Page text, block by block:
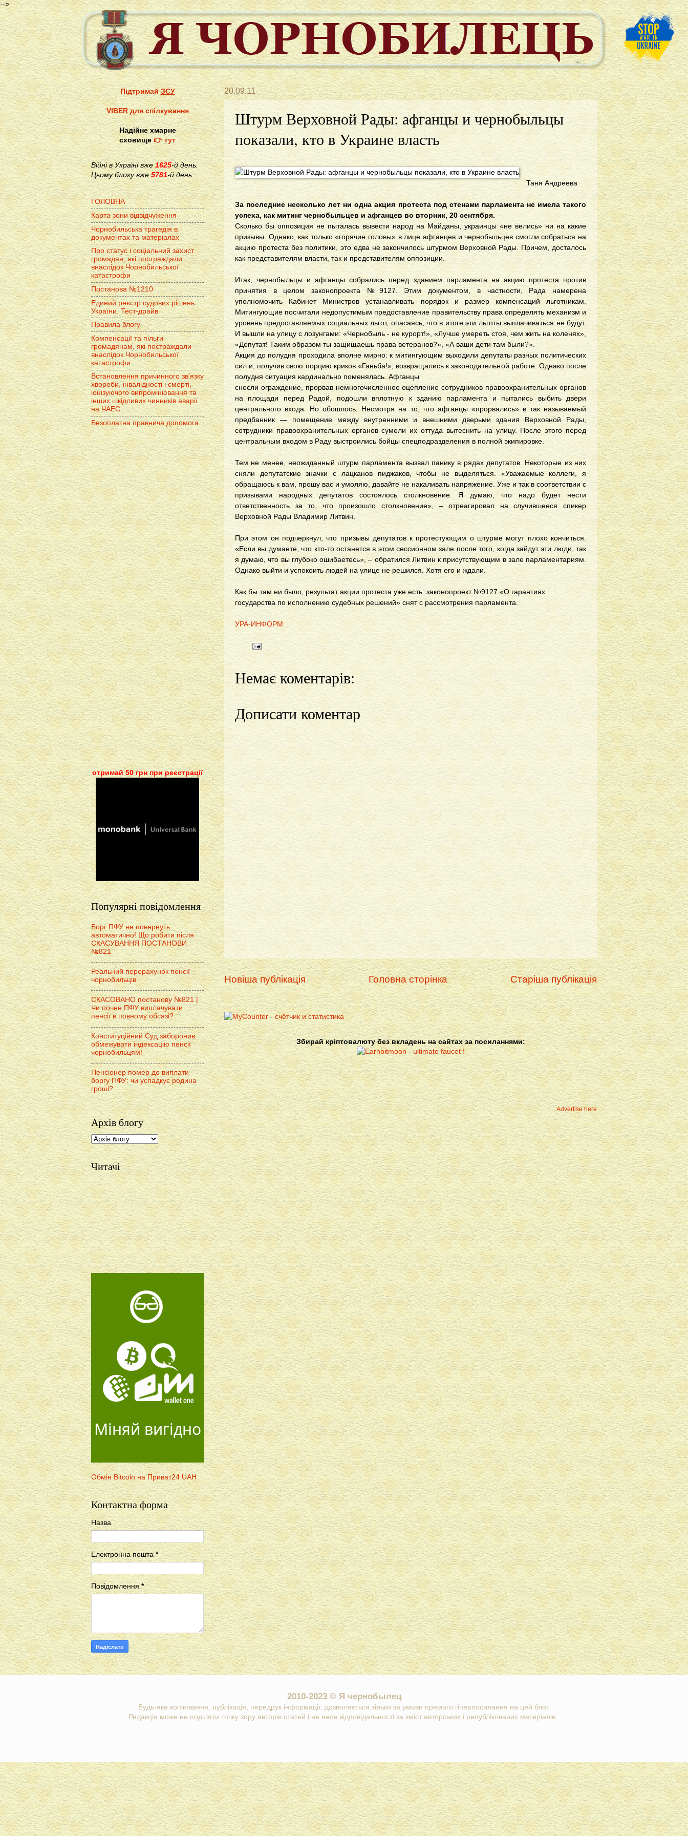
-->
20.09.11
Штурм Верховной Рады: афганцы и чернобыльцы
показали, кто в Украине власть
Таня Андреева
За последние несколько лет ни одна акция протеста под стенами парламента не имела такого
успеха, как митинг чернобыльцев и афганцев во вторник, 20 сентября.
Сколько бы оппозиция не пыталась вывести народ на Майданы, украинцы «не велись» ни на какие
призывы. Однако, как только «горячие головы» в лице афганцев и чернобыльцев смогли собраться на
акцию протеста без политики, это едва не закончилось штурмом Верховной Рады. Причем, досталось
как представителям власти, так и представителям оппозиции.
Итак, чернобыльцы и афганцы собрались перед зданием парламента на акцию протеста против
принятия в целом законопроекта №9127. Этим документом, в частности, Рада намерена
уполномочить Кабинет Министров устанавливать порядок и размер компенсаций льготникам.
Митингующие посчитали недопустимым предоставление правительству права определять механизм и
уровень предоставляемых социальных льгот, опасаясь, что в итоге эти льготы выплачиваться не будут.
И вышли на улицу с лозунгами: «Чернобыль - не курорт!», «Лучше умереть стоя, чем жить на коленях»,
«Депутат! Таким образом ты защищаешь права ветеранов?», «А ваши дети там были?».
Акция до полудня проходила вполне мирно: к митингующим выходили депутаты разных политических
сил и, получив свою порцию криков «Ганьба!», возвращались к законодательной работе. Однако после
полудня ситуация кардинально поменялась. Афганцы
снесли ограждение, прорвав немногочисленное оцепление сотрудников правоохранительных органов
на площади перед Радой, подошли вплотную к зданию парламента и пытались выбить двери
центрального входа. Но обошлось. Несмотря на то, что афганцы «прорвались» в так называемый
предбанник — помещение между внутренними и внешними дверьми здания Верховной Рады,
сотрудники правоохранительных органов сумели их оттуда вытеснить на улицу. После этого перед
центральным входом в Раду выстроились бойцы спецподразделения в полной экипировке.
Тем не менее, неожиданный штурм парламента вызвал панику в рядах депутатов. Некоторые из них
сняли депутатские значки с лацканов пиджаков, чтобы не выделяться. «Уважаемые коллеги, я
обращаюсь к вам, прошу вас и умоляю, давайте не накаливать напряжение. Уже и так в соответствии с
призывами народных депутатов состоялось столкновение. Я думаю, что надо будет нести
ответственность за то, что произошло столкновение», – отреагировал на случившееся спикер
Верховной Рады Владимир Литвин.
При этом он подчеркнул, что призывы депутатов к протестующим о штурме могут плохо кончиться.
«Если вы думаете, что кто-то останется в этом сессионном зале после того, когда зайдут эти люди, так
я думаю, что вы глубоко ошибаетесь», – обратился Литвин к присутствующим в зале парламентариям.
Однако выйти и успокоить людей на улице не решился. Хотя его и ждали.
Как бы там ни было, результат акции протеста уже есть: законопроект №9127 «О гарантиях
государства по исполнению судебных решений» снят с рассмотрения парламента.
УРА-ИНФОРМ
Немає коментарів:
Дописати коментар
Новіша публікація Старіша публікація
Головна сторінка
Збирай кріптовалюту без вкладень на сайтах за посиланнями:
Advertise here
ПідтримайЗСУ
VIBERдля спілкування
Надійне хмарне
сховище👉 тут
Війні в Україні вже1625-й день.
Цьому блогу вже 5781-й день.
ГОЛОВНА
Карта зони відвідчуження
Чорнобильська трагедія в
документах та матеріалах
Про статус і соціальний захист
громадян, які постраждали
внаслідок Чорнобильської
катастрофи
Постанова №1210
Единий реєстр судових рішень
України. Тест-драйв
Правила блогу
Компенсації та пільги
громадянам, які постраждали
внаслідок Чорнобильської
катастрофи
Встановлення причинного зв'язку
хвороби, інвалідності і смерті,
іонізуючого випромінювання та
інших шкідливих чинників аварії
на ЧАЕС
Безоплатна правнича допомога
отримай 50 грн при реєстрації
Популярні повідомлення
Борг ПФУ не повернуть
автоматично! Що робити після
СКАСУВАННЯ ПОСТАНОВИ
№821
Реальний перерахунок пенсії
чорнобильців
СКАСОВАНО постанову №821 |
Чи почне ПФУ виплачувати
пенсії в повному обсязі?
Конституційний Суд заборонив
обмежувати індексацію пенсії
чорнобильцям!
Пенсіонер помер до виплати
боргу ПФУ: чи успадкує родина
гроші?
Архів блогу
Читачі
Міняй вигідно
Обмін Bitcoin на Приват24 UAH
Контактна форма
Назва
Електронна пошта*
Повідомлення*
2010-2023 © Я чернобылец
Будь-яке копіювання, публікація, передрук інформації, дозволяється тільки за умови прямого гіперпосилання на цей блог.
Редакція може не поділяти точку зору авторів статей і не несе відповідальності за зміст авторських і републікованих матеріалів..